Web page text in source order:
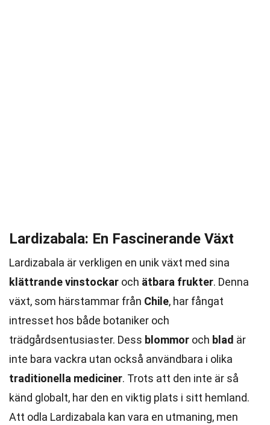
Lardizabala: En Fascinerande Växt
Lardizabala är verkligen en unik växt med sina
klättrande vinstockar och ätbara frukter. Denna
växt, som härstammar från Chile, har fångat
intresset hos både botaniker och
trädgårdsentusiaster. Dess blommor och blad är
inte bara vackra utan också användbara i olika
traditionella mediciner. Trots att den inte är så
känd globalt, har den en viktig plats i sitt hemland.
Att odla Lardizabala kan vara en utmaning, men